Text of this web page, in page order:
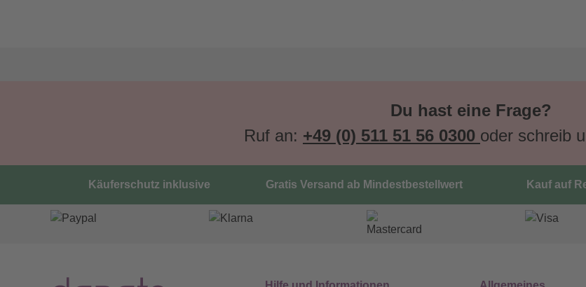
Du hast eine Frage?
Ruf an: +49 (0) 511 51 56 0300 oder schreib
Käuferschutz inklusive Gratis Versand ab Mindestbestellwert Kauf auf